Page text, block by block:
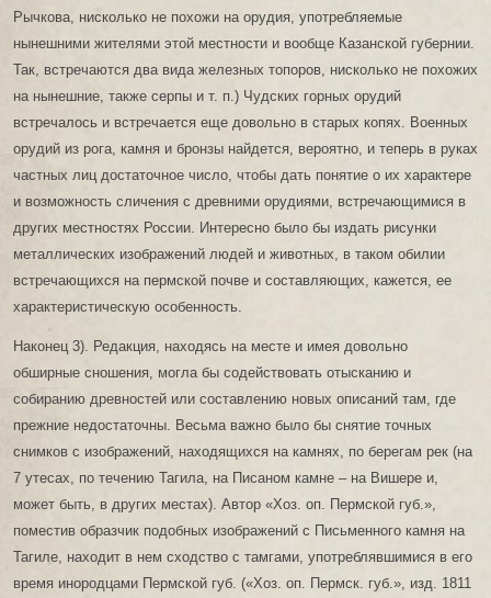
Рычкова, нисколько не похожи на орудия, употребляемые
нынешними жителями этой местности и вообще Казанской губернии.
Так, встречаются два вида железных топоров, нисколько не похожих
на нынешние, также серпы и т. п.) Чудских горных орудий
встречалось и встречается еще довольно в старых копях. Военных
орудий из рога, камня и бронзы найдется, вероятно, и теперь в руках
частных лиц достаточное число, чтобы дать понятие о их характере
и возможность сличения с древними орудиями, встречающимися в
других местностях России. Интересно было бы издать рисунки
металлических изображений людей и животных, в таком обилии
встречающихся на пермской почве и составляющих, кажется, ее
характеристическую особенность.
Наконец 3). Редакция, находясь на месте и имея довольно
обширные сношения, могла бы содействовать отысканию и
собиранию древностей или составлению новых описаний там, где
прежние недостаточны. Весьма важно было бы снятие точных
снимков с изображений, находящихся на камнях, по берегам рек (на
7 утесах, по течению Тагила, на Писаном камне – на Вишере и,
может быть, в других местах). Автор «Хоз. оп. Пермской губ.»,
поместив образчик подобных изображений с Письменного камня на
Тагиле, находит в нем сходство с тамгами, употреблявшимися в его
время инородцами Пермской губ. («Хоз. оп. Пермск. губ.», изд. 1811